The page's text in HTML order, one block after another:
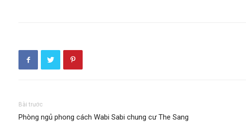
Bài trước
Phòng ngủ phong cách Wabi Sabi chung cư The Sang